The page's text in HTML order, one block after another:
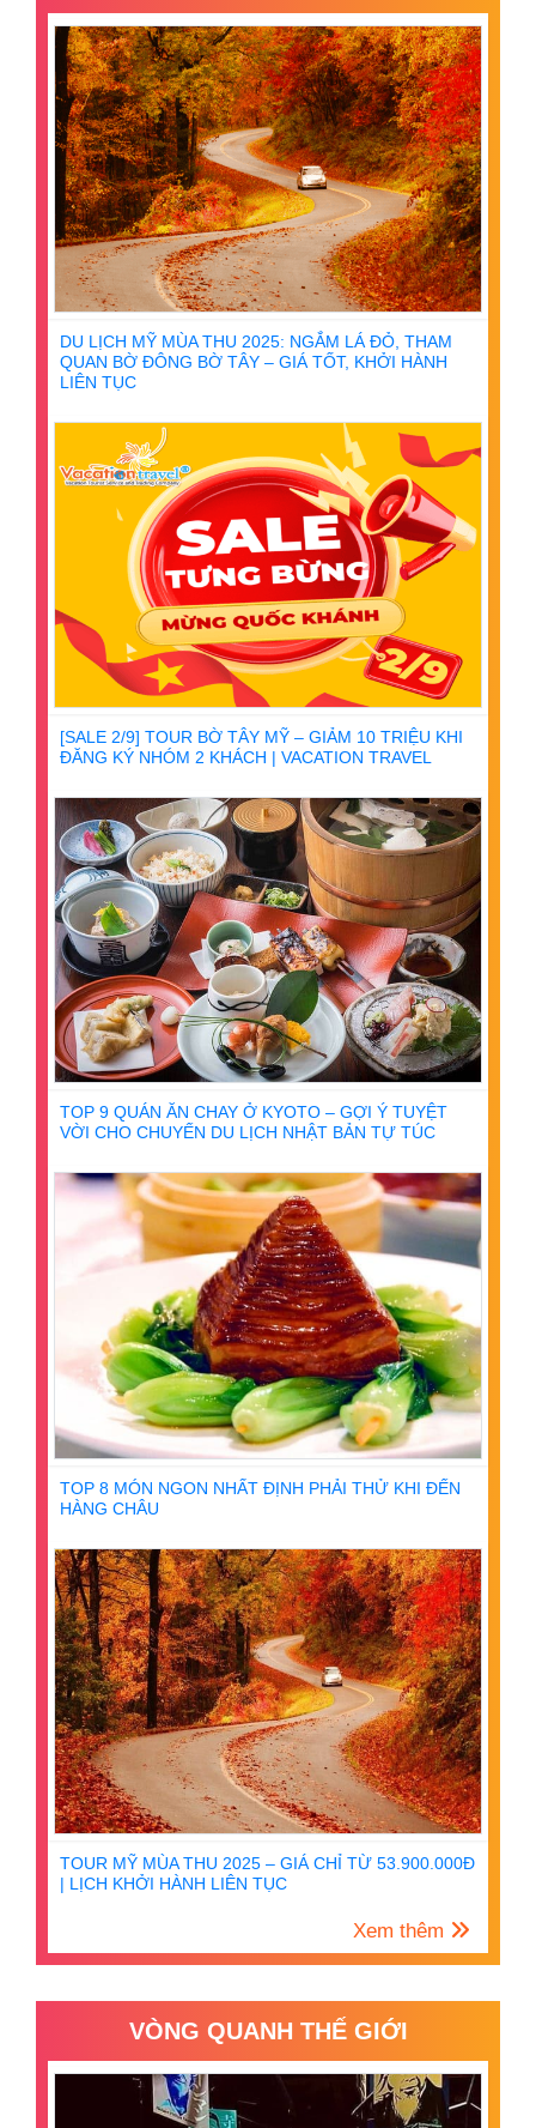
DU LỊCH MỸ MÙA THU 2025: NGẮM LÁ ĐỎ, THAM
QUAN BỜ ĐÔNG BỜ TÂY – GIÁ TỐT, KHỞI HÀNH
LIÊN TỤC
[SALE 2/9] TOUR BỜ TÂY MỸ – GIẢM 10 TRIỆU KHI
ĐĂNG KÝ NHÓM 2 KHÁCH | VACATION TRAVEL
TOP 9 QUÁN ĂN CHAY Ở KYOTO – GỢI Ý TUYỆT
VỜI CHO CHUYẾN DU LỊCH NHẬT BẢN TỰ TÚC
TOP 8 MÓN NGON NHẤT ĐỊNH PHẢI THỬ KHI ĐẾN
HÀNG CHÂU
TOUR MỸ MÙA THU 2025 – GIÁ CHỈ TỪ 53.900.000Đ
| LỊCH KHỞI HÀNH LIÊN TỤC
Xem thêm
VÒNG QUANH THẾ GIỚI